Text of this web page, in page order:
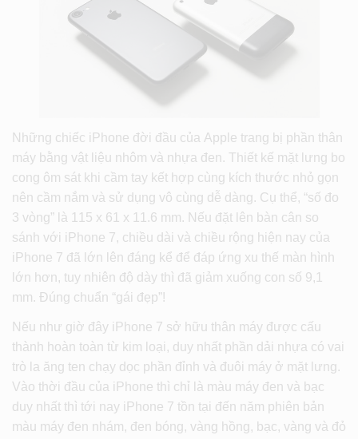
Những chiếc iPhone đời đầu của Apple trang bị phần thân
máy bằng vật liệu nhôm và nhựa đen. Thiết kế mặt lưng bo
cong ôm sát khi cầm tay kết hợp cùng kích thước nhỏ gọn
nên cầm nắm và sử dụng vô cùng dễ dàng. Cụ thể, “số đo
3 vòng” là 115 x 61 x 11.6 mm. Nếu đặt lên bàn cân so
sánh với iPhone 7, chiều dài và chiều rộng hiện nay của
iPhone 7 đã lớn lên đáng kể để đáp ứng xu thế màn hình
lớn hơn, tuy nhiên độ dày thì đã giảm xuống con số 9,1
mm. Đúng chuẩn “gái đẹp”!
Nếu như giờ đây iPhone 7 sở hữu thân máy được cấu
thành hoàn toàn từ kim loại, duy nhất phần dải nhựa có vai
trò la ăng ten chạy dọc phần đỉnh và đuôi máy ở mặt lưng.
Vào thời đầu của iPhone thì chỉ là màu máy đen và bạc
duy nhất thì tới nay iPhone 7 tồn tại đến năm phiên bản
màu máy đen nhám, đen bóng, vàng hồng, bạc, vàng và đỏ